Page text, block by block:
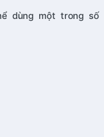
dùng một trong số